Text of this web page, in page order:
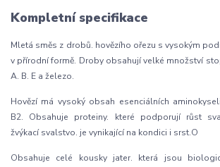
Kompletní specifikace
Mletá směs z drobů. hovězího ořezu s vysokým
v přírodní formě. Droby obsahují velké množství
A. B. E a železo.
Hovězí má vysoký obsah esenciálních
B2. Obsahuje proteiny. které podporují růst
žvýkací svalstvo. je vynikající na kondici i srst.O
Obsahuje celé kousky jater. která jsou